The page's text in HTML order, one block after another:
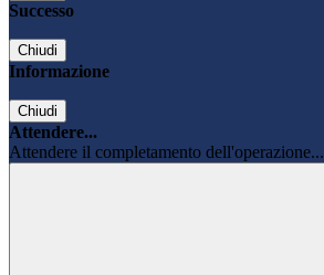
Successo
Chiudi
Informazione
Chiudi
Attendere...
Attendere il completamento dell'operazione...